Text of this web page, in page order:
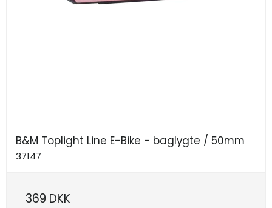
B&M Toplight Line E-Bike - baglygte / 50mm
37147
369 DKK